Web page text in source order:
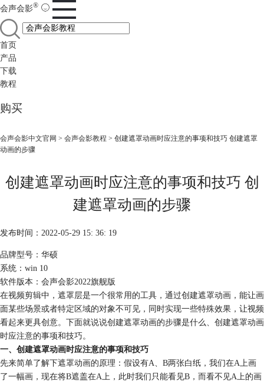
会声会影®
首页
产品
下载
教程
购买
会声会影中文官网 > 会声会影教程 > 创建遮罩动画时应注意的事项和技巧 创建遮罩
动画的步骤
创建遮罩动画时应注意的事项和技巧 创
建遮罩动画的步骤
发布时间：2022-05-29 15: 36: 19
品牌型号：华硕
系统：win 10
软件版本：会声会影2022旗舰版
在视频剪辑中，遮罩层是一个很常用的工具，通过创建遮罩动画，能让画
面某些场景或者特定区域的对象不可见，同时实现一些特殊效果，让视频
看起来更具创意。下面就说说创建遮罩动画的步骤是什么、创建遮罩动画
时应注意的事项和技巧。
一、创建遮罩动画时应注意的事项和技巧
先来简单了解下遮罩动画的原理：假设有A、B两张白纸，我们在A上画
了一幅画，现在将B遮盖在A上，此时我们只能看见B，而看不见A上的画